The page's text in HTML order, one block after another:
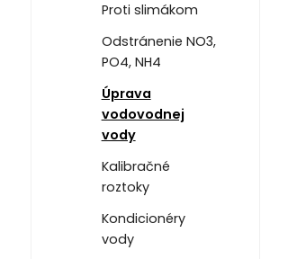
Proti slimákom
Odstránenie NO3,
PO4, NH4
Úprava
vodovodnej
vody
Kalibračné
roztoky
Kondicionéry
vody